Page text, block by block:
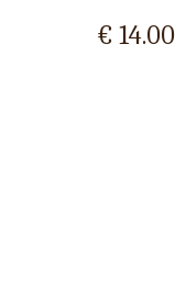
€ 14.00